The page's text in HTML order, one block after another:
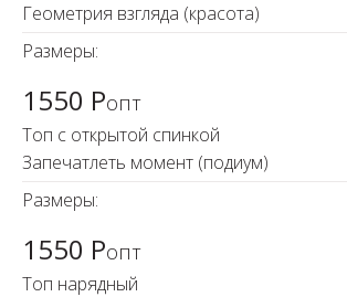
Геометрия взгляда (красота)
Размеры:
1550 Ропт
Топ с открытой спинкой
Запечатлеть момент (подиум)
Размеры:
1550 Ропт
Топ нарядный